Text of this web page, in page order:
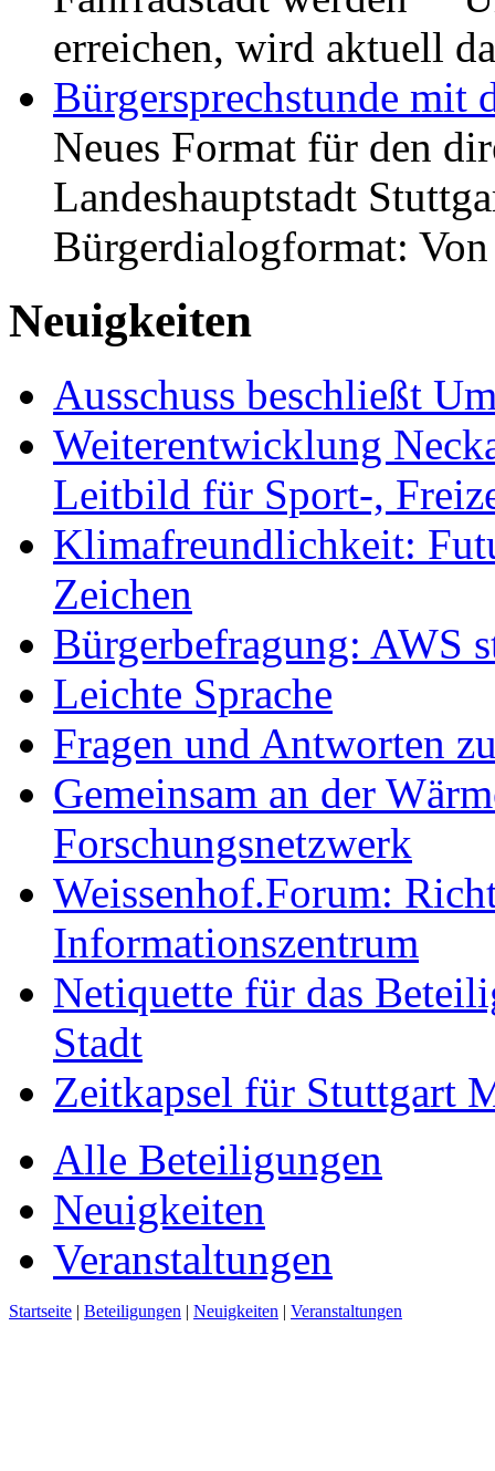
erreichen, wird aktuell
Bürgersprechstunde mit
Neues Format für den
Landeshauptstadt
Bürgerdialogformat:
Neuigkeiten
Ausschuss beschließt
Weiterentwicklung
Leitbild für Sport-,
Klimafreundlichkeit:
Zeichen
Bürgerbefragung: AWS
Leichte Sprache
Fragen und Antworten
Gemeinsam an der
Forschungsnetzwerk
Weissenhof.Forum:
Informationszentrum
Netiquette für das
Stadt
Zeitkapsel für Stuttgart
Alle Beteiligungen
Neuigkeiten
Veranstaltungen
Startseite | Beteiligungen | Neuigkeiten | Veranstaltungen